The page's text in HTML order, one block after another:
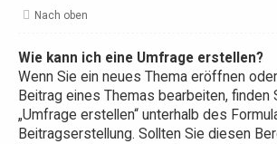
Nach oben
Wie kann ich eine Umfrage erstellen?
Wenn Sie ein neues Thema eröffnen
Beitrag eines Themas bearbeiten, finden
„Umfrage erstellen“ unterhalb des
Beitragserstellung. Sollten Sie diesen